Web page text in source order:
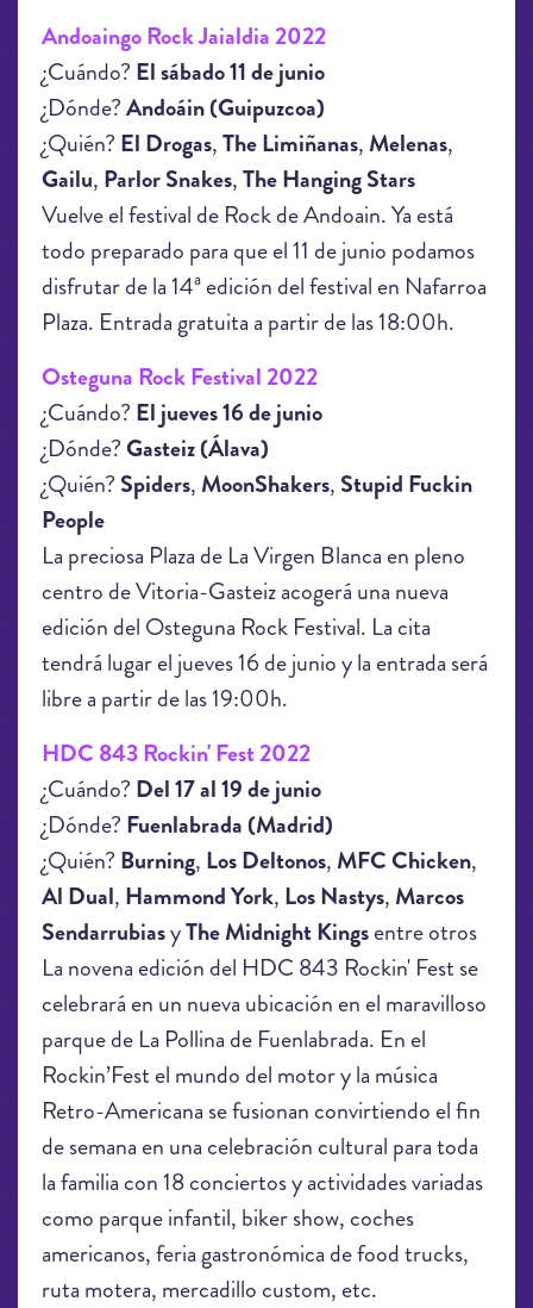
Andoaingo Rock Jaialdia 2022
¿Cuándo? El sábado 11 de junio
¿Dónde?Andoáin (Guipuzcoa)
¿Quién? El Drogas,The Limiñanas, Melenas,
Gailu, Parlor Snakes,The Hanging Stars
Vuelve el festival de Rock de Andoain. Ya está
todo preparado para que el 11 de junio podamos
disfrutar de la 14ª edición del festival en Nafarroa
Plaza. Entrada gratuita a partir de las 18:00h.
Osteguna Rock Festival 2022
¿Cuándo? El jueves 16 de junio
¿Dónde?Gasteiz (Álava)
¿Quién? Spiders, MoonShakers, Stupid Fuckin
People
La preciosa Plaza de La Virgen Blanca en pleno
centro de Vitoria-Gasteiz acogerá una nueva
edición del Osteguna Rock Festival. La cita
tendrá lugar el jueves 16 de junio y la entrada será
libre a partir de las 19:00h.
HDC 843 Rockin' Fest 2022
¿Cuándo? Del 17 al 19 de junio
¿Dónde? Fuenlabrada (Madrid)
¿Quién? Burning, Los Deltonos, MFC Chicken,
Al Dual, Hammond York, Los Nastys, Marcos
SendarrubiasyThe Midnight Kingsentre otros
La novena edición del HDC 843 Rockin' Fest se
celebrará en un nueva ubicación en el maravilloso
parque de La Pollina de Fuenlabrada. En el
Rockin’Fest el mundo del motor y la música
Retro-Americana se fusionan convirtiendo el fin
de semana en una celebración cultural para toda
la familia con 18 conciertos y actividades variadas
como parque infantil, biker show, coches
americanos, feria gastronómica de food trucks,
ruta motera, mercadillo custom, etc.